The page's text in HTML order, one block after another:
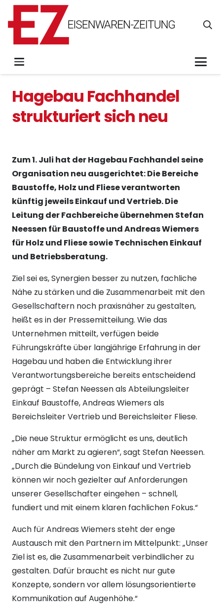
Hagebau Fachhandel
strukturiert sich neu
Zum 1. Juli hat der Hagebau Fachhandel seine
Organisation neu ausgerichtet: Die Bereiche
Baustoffe, Holz und Fliese verantworten
künftig jeweils Einkauf und Vertrieb. Die
Leitung der Fachbereiche übernehmen Stefan
Neessen für Baustoffe und Andreas Wiemers
für Holz und Fliese sowie Technischen Einkauf
und Betriebsberatung.
Ziel sei es, Synergien besser zu nutzen, fachliche
Nähe zu stärken und die Zusammenarbeit mit den
Gesellschaftern noch praxisnäher zu gestalten,
heißt es in der Pressemitteilung. Wie das
Unternehmen mitteilt, verfügen beide
Führungskräfte über langjährige Erfahrung in der
Hagebau und haben die Entwicklung ihrer
Verantwortungsbereiche bereits entscheidend
geprägt – Stefan Neessen als Abteilungsleiter
Einkauf Baustoffe, Andreas Wiemers als
Bereichsleiter Vertrieb und Bereichsleiter Fliese.
„Die neue Struktur ermöglicht es uns, deutlich
näher am Markt zu agieren“, sagt Stefan Neessen.
„Durch die Bündelung von Einkauf und Vertrieb
können wir noch gezielter auf Anforderungen
unserer Gesellschafter eingehen – schnell,
fundiert und mit einem klaren fachlichen Fokus.“
Auch für Andreas Wiemers steht der enge
Austausch mit den Partnern im Mittelpunkt: „Unser
Ziel ist es, die Zusammenarbeit verbindlicher zu
gestalten. Dafür braucht es nicht nur gute
Konzepte, sondern vor allem lösungsorientierte
Kommunikation auf Augenhöhe.“